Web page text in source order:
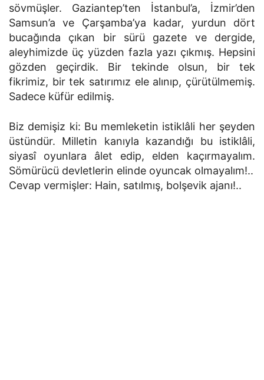
sövmüşler. Gaziantep’ten İstanbul’a, İzmir’den
Samsun’a ve Çarşamba’ya kadar, yurdun dört
bucağında çıkan bir sürü gazete ve dergide,
aleyhimizde üç yüzden fazla yazı çıkmış. Hepsini
gözden geçirdik. Bir tekinde olsun, bir tek
fikrimiz, bir tek satırımız ele alınıp, çürütülmemiş.
Sadece küfür edilmiş.
Biz demişiz ki: Bu memleketin istiklâli her şeyden
üstündür. Milletin kanıyla kazandığı bu istiklâli,
siyasî oyunlara âlet edip, elden kaçırmayalım.
Sömürücü devletlerin elinde oyuncak olmayalım!..
Cevap vermişler: Hain, satılmış, bolşevik ajanı!..